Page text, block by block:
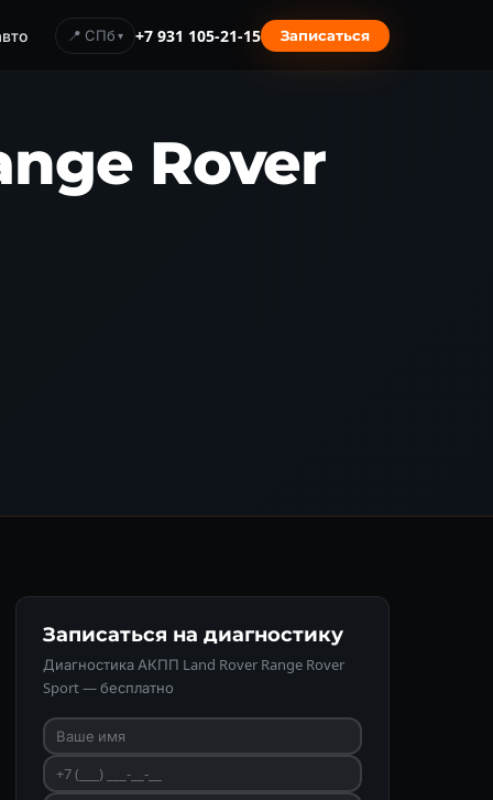
📍 СПб +7 931 105-21-15 Записаться
Rover
Записаться на диагностику
Диагностика АКПП Land Rover Range Rover
Sport — бесплатно